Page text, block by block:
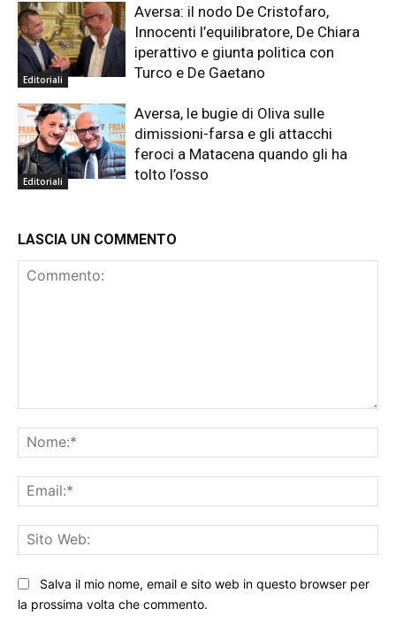
Editoriali
Aversa: il nodo De Cristofaro,
Innocenti l’equilibratore, De Chiara
iperattivo e giunta politica con
Turco e De Gaetano
Editoriali
Aversa, le bugie di Oliva sulle
dimissioni-farsa e gli attacchi
feroci a Matacena quando gli ha
tolto l’osso
LASCIA UN COMMENTO
Salva il mio nome, email e sito web in questo browser per
la prossima volta che commento.